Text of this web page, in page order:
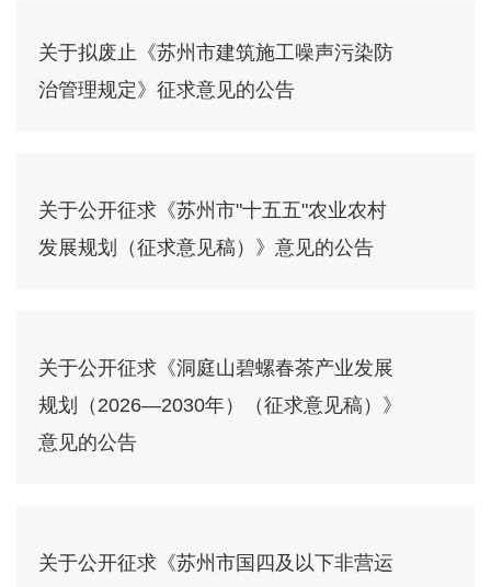
关于拟废止《苏州市建筑施工噪声污染防
治管理规定》征求意见的公告
关于公开征求《苏州市"十五五"农业农村
发展规划（征求意见稿）》意见的公告
关于公开征求《洞庭山碧螺春茶产业发展
规划（2026—2030年）（征求意见稿）》
意见的公告
关于公开征求《苏州市国四及以下非营运